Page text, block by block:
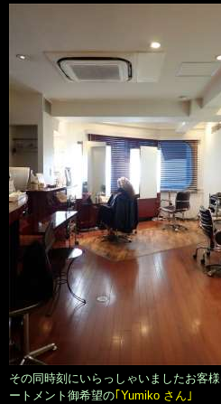
その同時刻にいらっしゃいましたお客
ートメント御希望の｢Yumiko さん｣